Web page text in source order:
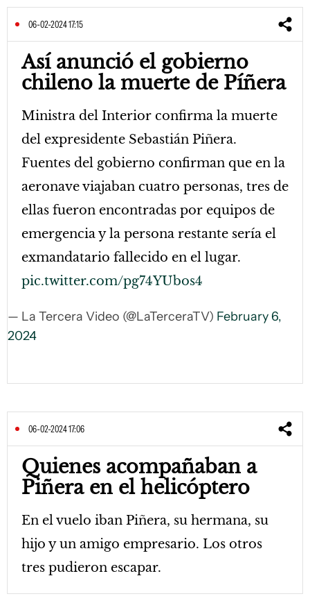
06-02-2024 17:15
Así anunció el gobierno
chileno la muerte de Píñera
Ministra del Interior confirma la muerte
del expresidente Sebastián Piñera.
Fuentes del gobierno confirman que en la
aeronave viajaban cuatro personas, tres de
ellas fueron encontradas por equipos de
emergencia y la persona restante sería el
exmandatario fallecido en el lugar.
pic.twitter.com/pg74YUbos4
— La Tercera Video (@LaTerceraTV) February 6,
2024
06-02-2024 17:06
Quienes acompañaban a
Piñera en el helicóptero
En el vuelo iban Piñera, su hermana, su
hijo y un amigo empresario. Los otros
tres pudieron escapar.